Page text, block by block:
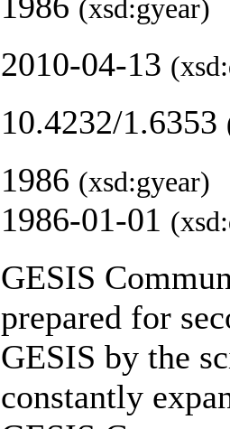
(xsd:gyear)
2010-04-13
10.4232/1.6353
1986 (xsd:gyear)
1986-01-01
GESIS
prepared for
GESIS by the
constantly